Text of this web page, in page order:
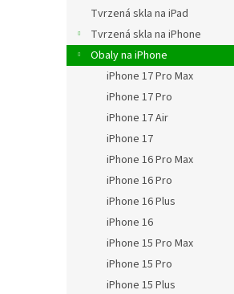
n
Tvrzená skla na iPad
Tvrzená skla na iPhone
Obaly na iPhone
iPhone 17 Pro Max
iPhone 17 Pro
iPhone 17 Air
iPhone 17
iPhone 16 Pro Max
iPhone 16 Pro
iPhone 16 Plus
iPhone 16
iPhone 15 Pro Max
iPhone 15 Pro
iPhone 15 Plus